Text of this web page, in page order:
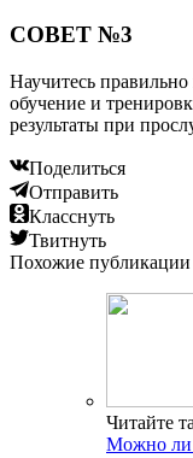
СОВЕТ №3
Научитесь
обучение и
результаты при
Поделиться
Отправить
Класснуть
Твитнуть
Похожие публикации
Читайте
Можно ли